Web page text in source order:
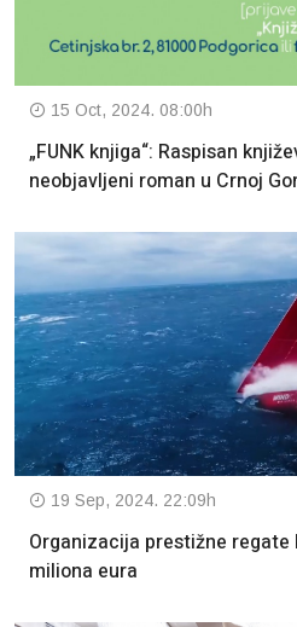
15 Oct, 2024. 08:00h
„FUNK knjiga“: Raspisan
neobjavljeni roman u Crnoj
19 Sep, 2024. 22:09h
Organizacija prestižne regate
miliona eura